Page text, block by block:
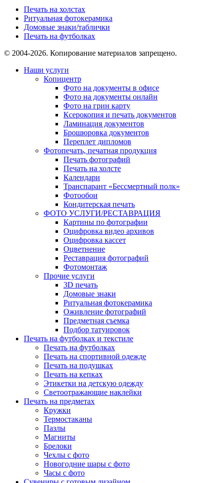
Печать на холстах
Ритуальная фотокерамика
Домовые знаки/таблички
Печать на футболках
© 2004-2026. Копирование материалов запрещено.
Наши услуги
Копицентр
Фото на документы в офисе
Фото на документы онлайн
Фото на грин карту
Ксерокопия и печать документов
Ламинация документов
Брошюровка документов
Переплет дипломов
Фотопечать, печатная продукция
Печать фотографий
Печать на холсте
Календари
Транспарант «Бессмертный полк»
Фотообои
Кондитерская печать
ФОТО УСЛУГИ/РЕСТАВРАЦИЯ
Картины по фотографии
Оцифровка видео архивов
Оцифровка кассет
Оцветнение
Реставрация фотографий
Фотомонтаж
Прочие услуги
3D печать
Домовые знаки
Ритуальная фотокерамика
Оживление фотографий
Предметная съемка
Подбор татуировок
Печать на футболках и текстиле
Печать на футболках
Печать на спортивной одежде
Печать на подушках
Печать на кепках
Этикетки на детскую одежду
Светоотражающие наклейки
Печать на предметах
Кружки
Термостаканы
Пазлы
Магниты
Брелоки
Чехлы с фото
Новогодние шары с фото
Часы с фото